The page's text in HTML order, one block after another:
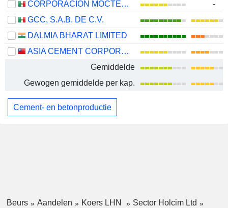
CORPORACIÓN MOCTEZUMA, S.A.B. DE C.V.
-
GCC, S.A.B. DE C.V.
DALMIA BHARAT LIMITED
ASIA CEMENT CORPORATION
Gemiddelde
Gewogen gemiddelde per kap.
Cement- en betonproductie
Beurs Aandelen Koers LHN
Sector Holcim Ltd